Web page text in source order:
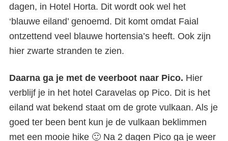
dagen, in Hotel Horta. Dit wordt ook wel het
‘blauwe eiland’ genoemd. Dit komt omdat Faial
ontzettend veel blauwe hortensia’s heeft. Ook zijn
hier zwarte stranden te zien.
Daarna ga je met de veerboot naar Pico. Hier
verblijf je in het hotel Caravelas op Pico. Dit is het
eiland wat bekend staat om de grote vulkaan. Als je
goed ter been bent kun je de vulkaan beklimmen
met een mooie hike 🙂 Na 2 dagen Pico ga je weer